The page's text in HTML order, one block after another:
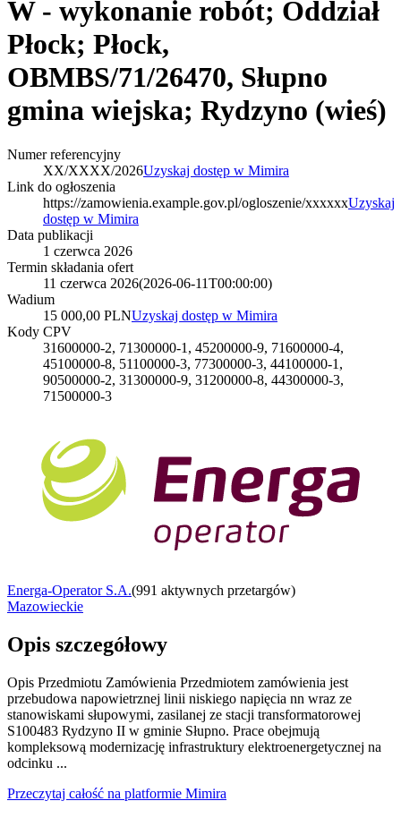
W - wykonanie robót; Oddział
Płock; Płock,
OBMBS/71/26470, Słupno
gmina wiejska; Rydzyno (wieś)
Numer referencyjny
XX/XXXX/2026Uzyskaj dostęp w Mimira
Link do ogłoszenia
https://zamowienia.example.gov.pl/ogloszenie/xxxxxxUzyskaj
dostęp w Mimira
Data publikacji
1 czerwca 2026
Termin składania ofert
11 czerwca 2026(2026-06-11T00:00:00)
Wadium
15 000,00 PLNUzyskaj dostęp w Mimira
Kody CPV
31600000-2, 71300000-1, 45200000-9, 71600000-4,
45100000-8, 51100000-3, 77300000-3, 44100000-1,
90500000-2, 31300000-9, 31200000-8, 44300000-3,
71500000-3
Energa-Operator S.A.(991 aktywnych przetargów)
Mazowieckie
Opis szczegółowy
Opis Przedmiotu Zamówienia Przedmiotem zamówienia jest
przebudowa napowietrznej linii niskiego napięcia nn wraz ze
stanowiskami słupowymi, zasilanej ze stacji transformatorowej
S100483 Rydzyno II w gminie Słupno. Prace obejmują
kompleksową modernizację infrastruktury elektroenergetycznej na
odcinku ...
Przeczytaj całość na platformie Mimira